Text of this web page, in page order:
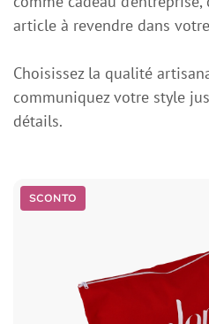
comme cadeau
article à revendre dans
Choisissez la qualité
communiquez votre style
détails.
SCONTO